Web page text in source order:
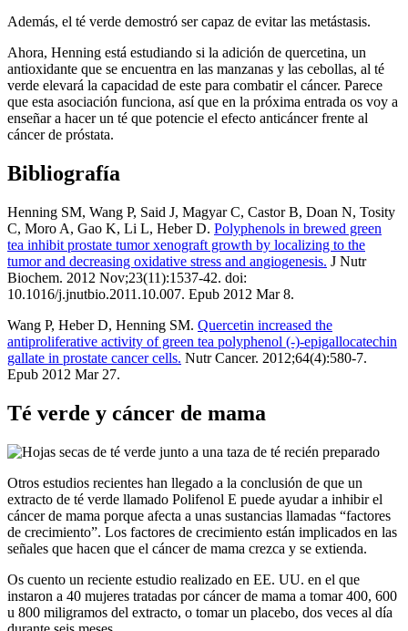
Además, el té verde demostró ser capaz de evitar las metástasis.
Ahora, Henning está estudiando si la adición de quercetina, un
antioxidante que se encuentra en las manzanas y las cebollas, al té
verde elevará la capacidad de este para combatir el cáncer. Parece
que esta asociación funciona, así que en la próxima entrada os voy a
enseñar a hacer un té que potencie el efecto anticáncer frente al
cáncer de próstata.
Bibliografía
Henning SM, Wang P, Said J, Magyar C, Castor B, Doan N, Tosity
C, Moro A, Gao K, Li L, Heber D. Polyphenols in brewed green
tea inhibit prostate tumor xenograft growth by localizing to the
tumor and decreasing oxidative stress and angiogenesis. J Nutr
Biochem. 2012 Nov;23(11):1537-42. doi:
10.1016/j.jnutbio.2011.10.007. Epub 2012 Mar 8.
Wang P, Heber D, Henning SM. Quercetin increased the
antiproliferative activity of green tea polyphenol (-)-epigallocatechin
gallate in prostate cancer cells. Nutr Cancer. 2012;64(4):580-7.
Epub 2012 Mar 27.
Té verde y cáncer de mama
Otros estudios recientes han llegado a la conclusión de que un
extracto de té verde llamado Polifenol E puede ayudar a inhibir el
cáncer de mama porque afecta a unas sustancias llamadas “factores
de crecimiento”. Los factores de crecimiento están implicados en las
señales que hacen que el cáncer de mama crezca y se extienda.
Os cuento un reciente estudio realizado en EE. UU. en el que
instaron a 40 mujeres tratadas por cáncer de mama a tomar 400, 600
u 800 miligramos del extracto, o tomar un placebo, dos veces al día